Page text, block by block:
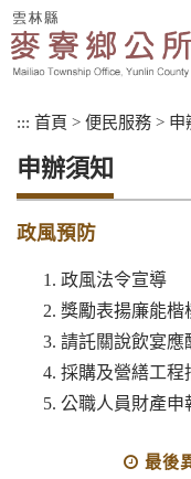
跳
到
主
::: 首頁 > 便民服務 > 申
申辦須知
政風預防
政風法令宣導
獎勵表揚廉能楷
請託關說飲宴應
採購及營繕工程
公職人員財產申
最後